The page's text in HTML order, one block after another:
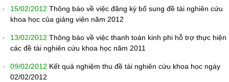
15/02/2012 Thông báo về việc đăng ký bổ sung đề tài nghiên cứu
khoa học của giảng viên năm 2012
13/02/2012 Thông báo về việc thanh toán kinh phi hỗ trợ thực hiện
các đề tài nghiên cứu khoa học năm 2011
09/02/2012 Kết quả nghiệm thu đề tài nghiên cứu khoa học ngày
02/02/2012